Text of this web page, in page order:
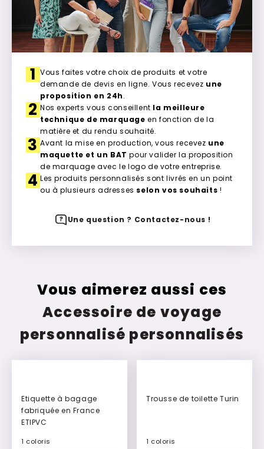
1 Vous faites votre choix de produits et votre
demande de devis en ligne. Vous recevez une
proposition en 24h.
2 Nos experts vous conseillent la meilleure
technique de marquage en fonction de la
matière et du rendu souhaité.
3 Avant la mise en production, vous recevez une
maquette et un BAT pour valider la proposition
de marquage avec le logo de votre entreprise.
4 Les produits personnalisés sont livrés en un point
ou à plusieurs adresses selon vos souhaits !
Une question ? Contactez-nous !
Vous aimerez aussi ces
Accessoire de voyage
personnalisé personnalisés
Etiquette à bagage
fabriquée en France
ETIPVC
1 coloris
Trousse de toilette Turin
1 coloris